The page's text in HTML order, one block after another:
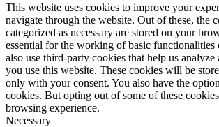
This website uses cookies to improve your
navigate through the website. Out of these, the
categorized as necessary are stored on your
essential for the working of basic functionalities
also use third-party cookies that help us
you use this website. These cookies will be
only with your consent. You also have the
cookies. But opting out of some of these
browsing experience.
Necessary